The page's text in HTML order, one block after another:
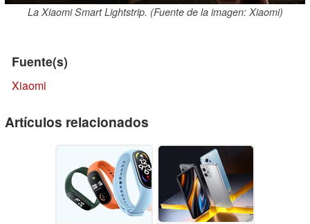
La Xiaomi Smart Lightstrip. (Fuente de la imagen: Xiaomi)
Fuente(s)
Xiaomi
Artículos relacionados